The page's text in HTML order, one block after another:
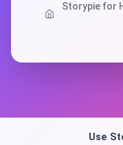
Storypie for
Use